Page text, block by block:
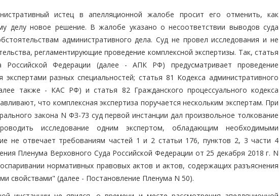
истец в апелляционной жалобе просит его отменить, как
делу новое решение. В жалобе указано о несоответствии выводов суда
административного дела. Суд не провел исследования и не
регламентирующие проведение комплексной экспертизы. Так, статья
Российской Федерации (далее - АПК РФ) предусматривает проведение
разных специальностей; статья 81 Кодекса административного
также - КАС РФ) и статья 82 Гражданского процессуального кодекса
что комплексная экспертиза поручается нескольким экспертам. При
закона N ФЗ-73 суд первой инстанции дал произвольное толкование
исследование одним экспертом, обладающим необходимыми
не отвечает требованиям частей 1 и 2 статьи 176, пунктов 2, 3 части 4
Пленума Верховного Суда Российской Федерации от 25 декабря 2018 г. N
нормативных правовых актов и актов, содержащих разъяснения
свойствами" (далее - Постановление Пленума N 50).